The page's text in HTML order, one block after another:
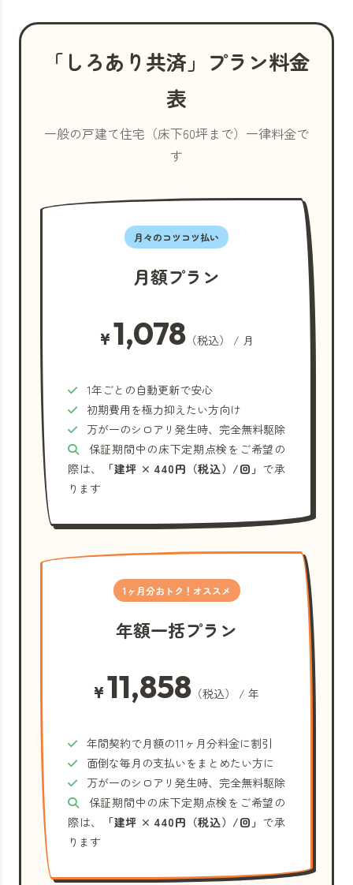
「しろあり共済」プラン料金
表
一般の戸建て住宅（床下60坪まで）一律料金で
す
月々のコツコツ払い
月額プラン
¥1,078（税込） / 月
1年ごとの自動更新で安心
初期費用を極力抑えたい方向け
万が一のシロアリ発生時、完全無料駆除
保証期間中の床下定期点検をご希望の
際は、
「建坪 × 440円（税込）/回」 で承
ります
1ヶ月分おトク！オススメ
年額一括プラン
¥11,858 （税込） / 年
年間契約で月額の11ヶ月分料金に割引
面倒な毎月の支払いをまとめたい方に
万が一のシロアリ発生時、完全無料駆除
保証期間中の床下定期点検をご希望の
際は、
「建坪 × 440円（税込）/回」 で承
ります